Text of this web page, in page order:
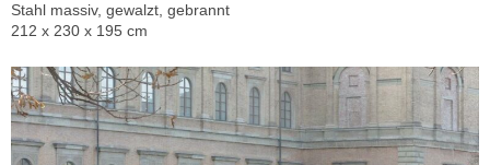
Stahl massiv, gewalzt, gebrannt
212 x 230 x 195 cm